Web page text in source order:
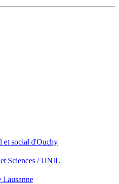
et social d'Ouchy
Sciences / UNIL
Lausanne